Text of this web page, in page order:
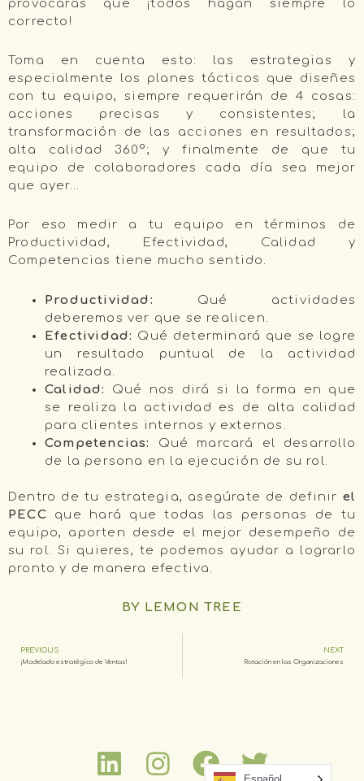
provocarás que ¡todos hagan siempre lo
correcto!
Toma en cuenta esto: las estrategias y
especialmente los planes tácticos que diseñes
con tu equipo, siempre requerirán de 4 cosas:
acciones precisas y consistentes; la
transformación de las acciones en resultados;
alta calidad 360º; y finalmente de que tu
equipo de colaboradores cada día sea mejor
que ayer…
Por eso medir a tu equipo en términos de
Productividad, Efectividad, Calidad y
Competencias tiene mucho sentido.
Productividad: Qué actividades
deberemos ver que se realicen.
Efectividad: Qué determinará que se logre
un resultado puntual de la actividad
realizada.
Calidad: Qué nos dirá si la forma en que
se realiza la actividad es de alta calidad
para clientes internos y externos.
Competencias: Qué marcará el desarrollo
de la persona en la ejecución de su rol.
Dentro de tu estrategia, asegúrate de definir el
PECC que hará que todas las personas de tu
equipo, aporten desde el mejor desempeño de
su rol. Si quieres, te podemos ayudar a lograrlo
pronto y de manera efectiva.
BY LEMON TREE
PREVIOUS
¡Modelado estratégico de Ventas!
NEXT
Rotación en las Organizaciones